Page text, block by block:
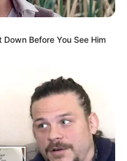
trois chevaux retiennent
du PMU, à la fois
Ainsi,9 JAZZ DE PADD , 10
analyse ciblée
communiquées par leurs
récemment.
chance
Before You See Him